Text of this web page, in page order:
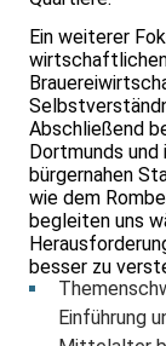
Ein weiterer
Abschließend
Dortmunds und
bürgernahen
wie dem
begleiten uns
besser zu
Einführung